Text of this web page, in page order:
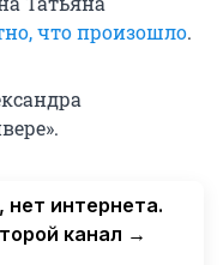
что произошло.
интернета.
канал →